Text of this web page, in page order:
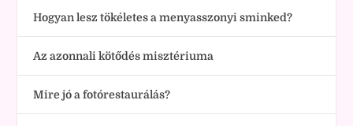
Hogyan lesz tökéletes a menyasszonyi sminked?
Az azonnali kötődés misztériuma
Mire jó a fotórestaurálás?